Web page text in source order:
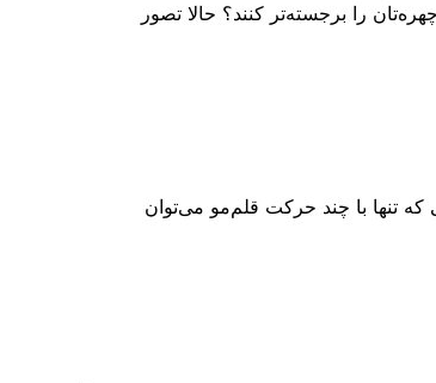
را برجسته‌تر کنند؟ حالا تصور
تنها با چند حرکت قلم‌مو می‌توان